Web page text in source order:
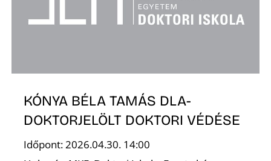
KÓNYA BÉLA TAMÁS DLA-
DOKTORJELÖLT DOKTORI VÉDÉSE
Időpont: 2026.04.30. 14:00